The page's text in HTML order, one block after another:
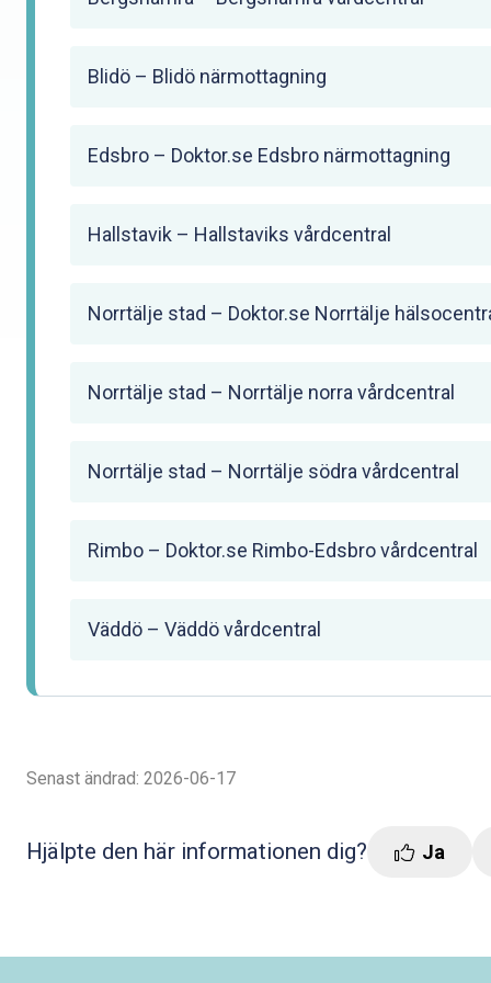
Blidö – Blidö närmottagning
Edsbro – Doktor.se Edsbro närmottagning
Hallstavik – Hallstaviks vårdcentral
Norrtälje stad – Doktor.se Norrtälje
Norrtälje stad – Norrtälje norra vårdcentral
Norrtälje stad – Norrtälje södra vårdcentral
Rimbo – Doktor.se Rimbo-Edsbro vårdcentral
Väddö – Väddö vårdcentral
Senast ändrad: 2026-06-17
Hjälpte den här informationen dig? Ja